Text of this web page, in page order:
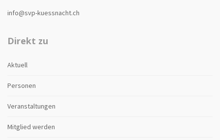
info@svp-kuessnacht.ch
Direkt zu
Aktuell
Personen
Veranstaltungen
Mitglied werden